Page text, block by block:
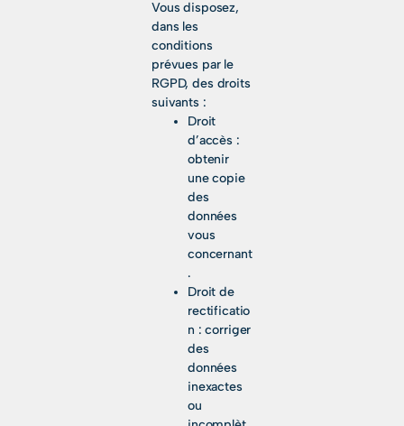
Vous disposez,
dans les
conditions
prévues par le
RGPD, des droits
suivants :
Droit
d’accès :
obtenir
une copie
des
données
vous
concernant
.
Droit de
rectificatio
n : corriger
des
données
inexactes
ou